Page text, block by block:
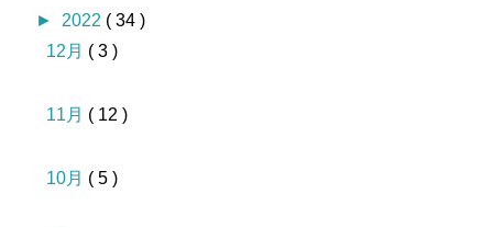
► 2022 ( 34 )
12月 ( 3 )
11月 ( 12 )
10月 ( 5 )